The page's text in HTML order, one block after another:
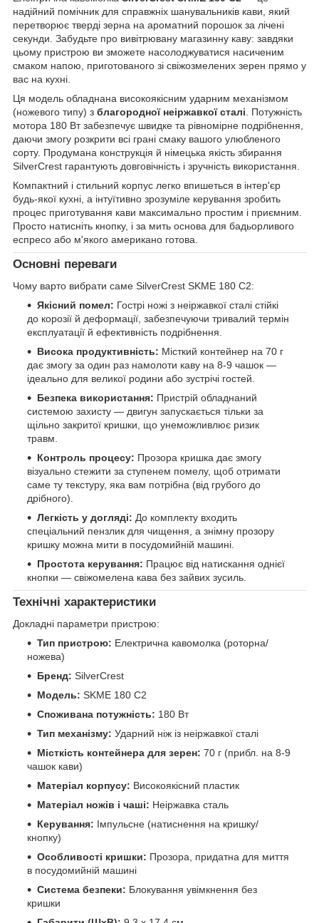
надійний помічник для справжніх шанувальників кави, який
перетворює тверді зерна на ароматний порошок за лічені
секунди. Забудьте про вивітрювану магазинну каву: завдяки
цьому пристрою ви зможете насолоджуватися насиченим
смаком напою, приготованого зі свіжозмелених зерен прямо у
вас на кухні.
Ця модель обладнана високоякісним ударним механізмом
(ножевого типу) з благородної неіржавкої сталі. Потужність
мотора 180 Вт забезпечує швидке та рівномірне подрібнення,
даючи змогу розкрити всі грані смаку вашого улюбленого
сорту. Продумана конструкція й німецька якість збирання
SilverCrest гарантують довговічність і зручність використання.
Компактний і стильний корпус легко впишеться в інтер'єр
будь-якої кухні, а інтуїтивно зрозуміле керування зробить
процес приготування кави максимально простим і приємним.
Просто натисніть кнопку, і за мить основа для бадьорливого
еспресо або м'якого американо готова.
Основні переваги
Чому варто вибрати саме SilverCrest SKME 180 C2:
Якісний помел: Гострі ножі з неіржавкої сталі стійкі
до корозії й деформації, забезпечуючи тривалий термін
експлуатації й ефективність подрібнення.
Висока продуктивність: Місткий контейнер на 70 г
дає змогу за один раз намолоти каву на 8-9 чашок —
ідеально для великої родини або зустрічі гостей.
Безпека використання: Пристрій обладнаний
системою захисту — двигун запускається тільки за
щільно закритої кришки, що унеможливлює ризик
травм.
Контроль процесу: Прозора кришка дає змогу
візуально стежити за ступенем помелу, щоб отримати
саме ту текстуру, яка вам потрібна (від грубого до
дрібного).
Легкість у догляді: До комплекту входить
спеціальний пензлик для чищення, а знімну прозору
кришку можна мити в посудомийній машині.
Простота керування: Працює від натискання однієї
кнопки — свіжомелена кава без зайвих зусиль.
Технічні характеристики
Докладні параметри пристрою:
Тип пристрою: Електрична кавомолка (роторна/
ножева)
Бренд: SilverCrest
Модель: SKME 180 C2
Споживана потужність: 180 Вт
Тип механізму: Ударний ніж із неіржавкої сталі
Місткість контейнера для зерен: 70 г (прибл. на 8-9
чашок кави)
Матеріал корпусу: Високоякісний пластик
Матеріал ножів і чаші: Неіржавка сталь
Керування: Імпульсне (натиснення на кришку/
кнопку)
Особливості кришки: Прозора, придатна для миття
в посудомийній машині
Система безпеки: Блокування увімкнення без
кришки